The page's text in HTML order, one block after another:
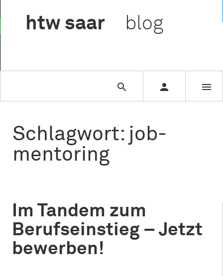
htw saar blog
  
Schlagwort: job-
mentoring
Im Tandem zum
Berufseinstieg – Jetzt
bewerben!